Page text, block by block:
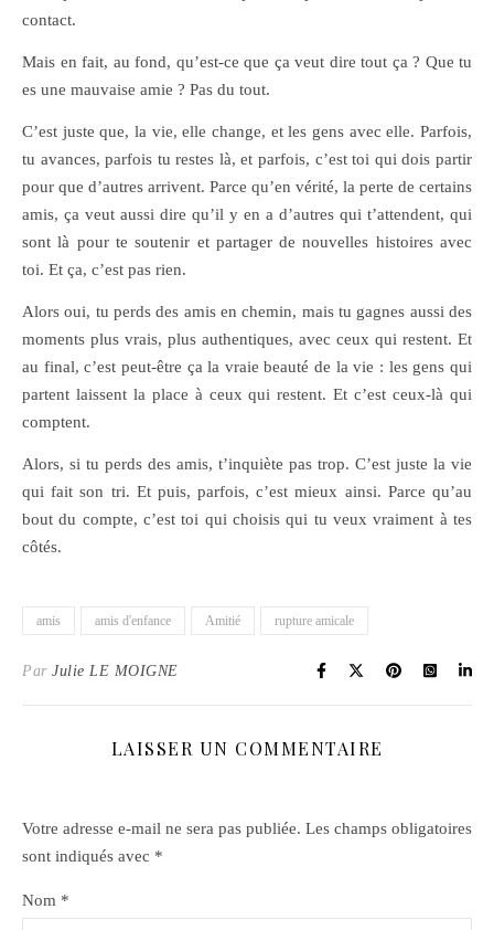
contact.
Mais en fait, au fond, qu’est-ce que ça veut dire tout ça ? Que tu
es une mauvaise amie ? Pas du tout.
C’est juste que, la vie, elle change, et les gens avec elle. Parfois,
tu avances, parfois tu restes là, et parfois, c’est toi qui dois partir
pour que d’autres arrivent. Parce qu’en vérité, la perte de certains
amis, ça veut aussi dire qu’il y en a d’autres qui t’attendent, qui
sont là pour te soutenir et partager de nouvelles histoires avec
toi. Et ça, c’est pas rien.
Alors oui, tu perds des amis en chemin, mais tu gagnes aussi des
moments plus vrais, plus authentiques, avec ceux qui restent. Et
au final, c’est peut-être ça la vraie beauté de la vie : les gens qui
partent laissent la place à ceux qui restent. Et c’est ceux-là qui
comptent.
Alors, si tu perds des amis, t’inquiète pas trop. C’est juste la vie
qui fait son tri. Et puis, parfois, c’est mieux ainsi. Parce qu’au
bout du compte, c’est toi qui choisis qui tu veux vraiment à tes
côtés.
amis amis d'enfance Amitié rupture amicale
Par Julie LE MOIGNE
LAISSER UN COMMENTAIRE
Votre adresse e-mail ne sera pas publiée. Les champs obligatoires
sont indiqués avec *
Nom *